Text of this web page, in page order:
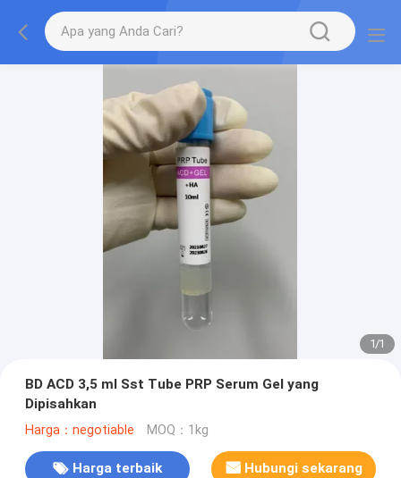
1/1
BD ACD 3,5 ml Sst Tube PRP Serum Gel yang
Dipisahkan
Harga：negotiable MOQ：1kg
Harga terbaik Hubungi sekarang